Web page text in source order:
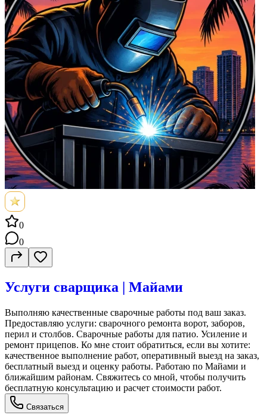
0
0
Услуги сварщика | Майами
Выполняю качественные сварочные работы под ваш заказ.
Предоставляю услуги: сварочного ремонта ворот, заборов,
перил и столбов. Сварочные работы для патио. Усиление и
ремонт прицепов. Ко мне стоит обратиться, если вы хотите:
качественное выполнение работ, оперативный выезд на заказ,
бесплатный выезд и оценку работы. Работаю по Майами и
ближайшим районам. Свяжитесь со мной, чтобы получить
бесплатную консультацию и расчет стоимости работ.
Связаться